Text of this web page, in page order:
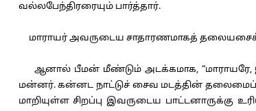
வல்லபேந்திரரையும் பார்த்தார்.
மாராயர் அவருடைய சாதாரணமாகத்
ஆனால் பீமன் மீண்டும் அடக்கமாக, “மாராயரே,
மன்னர். கன்னட நாட்டுச் சைவ மடத்தின்
மாறியுள்ள சிறப்பு இவருடைய பாட்டனாருக்கு